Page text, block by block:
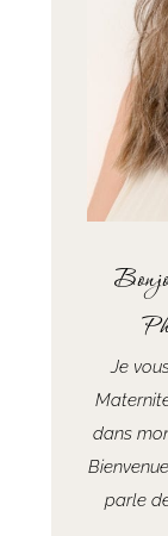
Je
dans
parle